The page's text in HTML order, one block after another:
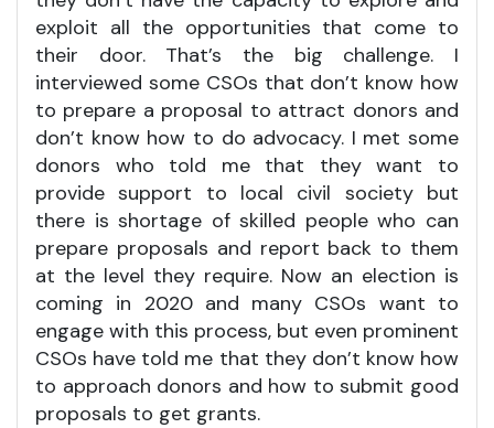
exploit all the opportunities that come to
their door. That’s the big challenge. I
interviewed some CSOs that don’t know how
to prepare a proposal to attract donors and
don’t know how to do advocacy. I met some
donors who told me that they want to
provide support to local civil society but
there is shortage of skilled people who can
prepare proposals and report back to them
at the level they require. Now an election is
coming in 2020 and many CSOs want to
engage with this process, but even prominent
CSOs have told me that they don’t know how
to approach donors and how to submit good
proposals to get grants.